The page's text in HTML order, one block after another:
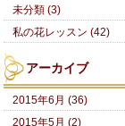
未分類 (3)
私の花レッスン (42)
アーカイブ
2015年6月 (36)
2015年5月 (2)